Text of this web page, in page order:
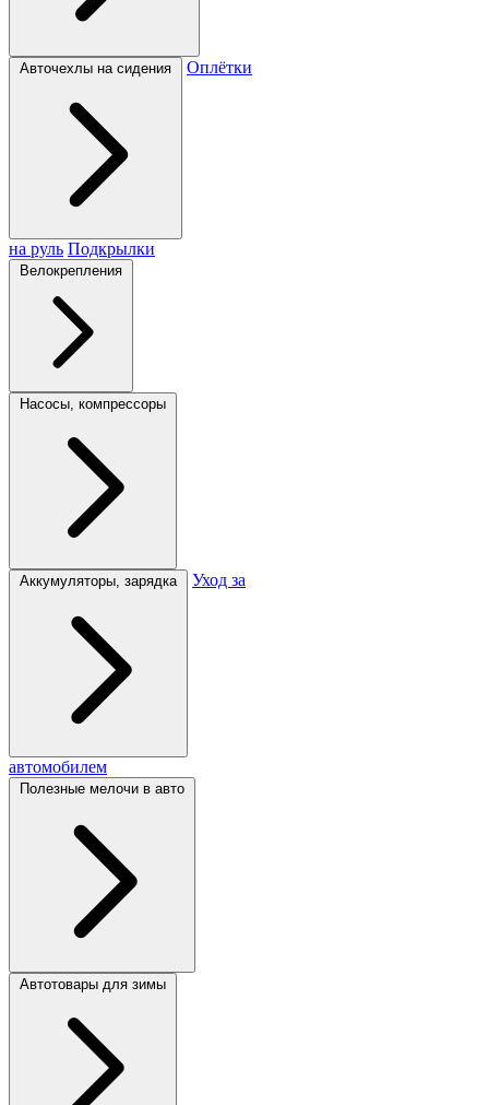
Авточехлы на сидения Оплётки
на руль Подкрылки
Велокрепления
Насосы, компрессоры
Аккумуляторы, зарядка Уход за
автомобилем
Полезные мелочи в авто
Автотовары для зимы